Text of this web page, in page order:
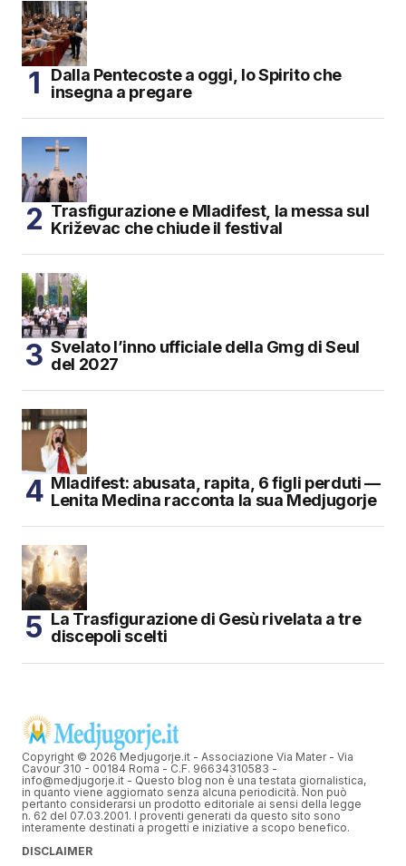
Dalla Pentecoste a oggi, lo Spirito che
insegna a pregare
Trasfigurazione e Mladifest, la messa sul
Križevac che chiude il festival
Svelato l’inno ufficiale della Gmg di Seul
del 2027
Mladifest: abusata, rapita, 6 figli perduti —
Lenita Medina racconta la sua Medjugorje
La Trasfigurazione di Gesù rivelata a tre
discepoli scelti
Copyright © 2026 Medjugorje.it - Associazione Via Mater - Via
Cavour 310 - 00184 Roma - C.F. 96634310583 -
info@medjugorje.it - Questo blog non è una testata giornalistica,
in quanto viene aggiornato senza alcuna periodicità. Non può
pertanto considerarsi un prodotto editoriale ai sensi della legge
n. 62 del 07.03.2001. I proventi generati da questo sito sono
interamente destinati a progetti e iniziative a scopo benefico.
DISCLAIMER